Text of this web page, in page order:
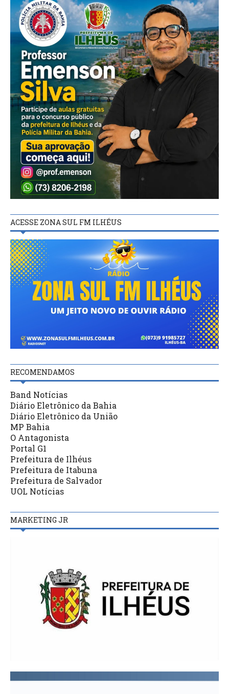
ACESSE ZONA SUL FM ILHÉUS
RECOMENDAMOS
Band Notícias
Diário Eletrônico da Bahia
Diário Eletrônico da União
MP Bahia
O Antagonista
Portal G1
Prefeitura de Ilhéus
Prefeitura de Itabuna
Prefeitura de Salvador
UOL Notícias
MARKETING JR